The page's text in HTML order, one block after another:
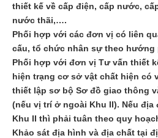
thiết kế về cấp điện, cấp nước,
nước thãi,….
Phối hợp với các đơn vị có liên
cấu, tổ chức nhân sự theo hướng
Phối hợp với đơn vị Tư vấn thiết
hiện trạng cơ sở vật chất hiện có
thiết lập sơ bộ Sơ đồ giao thông
(nếu vị trí ở ngoài Khu II). Nếu
Khu II thì phải tuân theo quy
Khảo sát địa hình và địa chất tại